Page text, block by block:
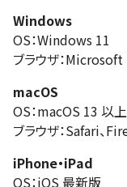
Windows
OS：Windows 11
ブラウザ：Microsoft
macOS
OS：macOS 13 以上
ブラウザ：Safari、
iPhone・iPad
OS：iOS 最新版